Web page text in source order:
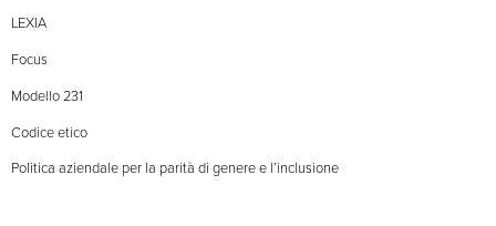
LEXIA
Focus
Modello 231
Codice etico
Politica aziendale per la parità di genere e l’inclusione